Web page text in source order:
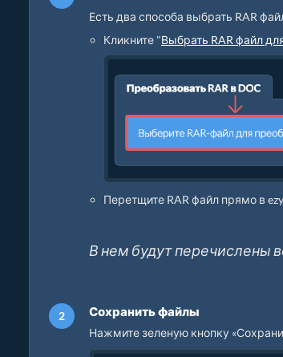
Есть два способа выбрать RAR
Кликните "Выбрать RAR файл
Перетщите RAR файл прямо в
В нем будут перечислены
Сохранить файлы
Нажмите зеленую кнопку